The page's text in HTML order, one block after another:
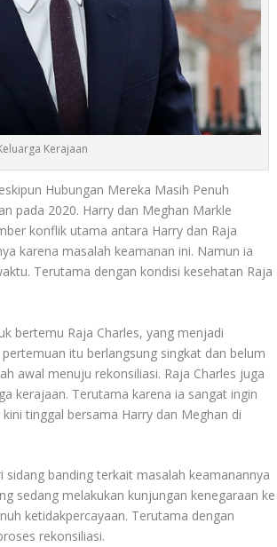
Kerajaan
Hubungan Mereka Masih Penuh
pada 2020. Harry dan Meghan Markle
konflik utama antara Harry dan Raja
karena masalah keamanan ini. Namun ia
Terutama dengan kondisi kesehatan Raja
bertemu Raja Charles, yang menjadi
itu berlangsung singkat dan belum
awal menuju rekonsiliasi. Raja Charles juga
kerajaan. Terutama karena ia sangat ingin
tinggal bersama Harry dan Meghan di
banding terkait masalah keamanannya
sedang melakukan kunjungan kenegaraan ke
ketidakpercayaan. Terutama dengan
rekonsiliasi.